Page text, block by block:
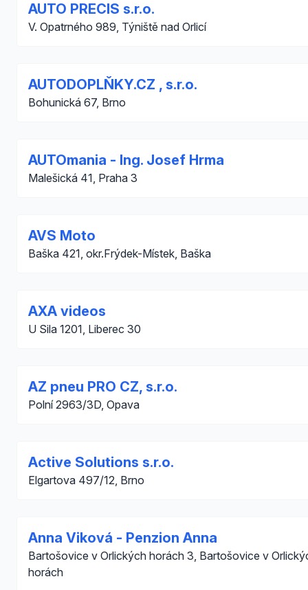
AUTO PRECIS s.r.o.
V. Opatrného 989, Týniště nad Orlicí
AUTODOPLŇKY.CZ , s.r.o.
Bohunická 67, Brno
AUTOmania - Ing. Josef Hrma
Malešická 41, Praha 3
AVS Moto
Baška 421, okr.Frýdek-Místek, Baška
AXA videos
U Sila 1201, Liberec 30
AZ pneu PRO CZ, s.r.o.
Polní 2963/3D, Opava
Active Solutions s.r.o.
Elgartova 497/12, Brno
Anna Viková - Penzion Anna
Bartošovice v Orlických horách 3, Bartošovice v
horách